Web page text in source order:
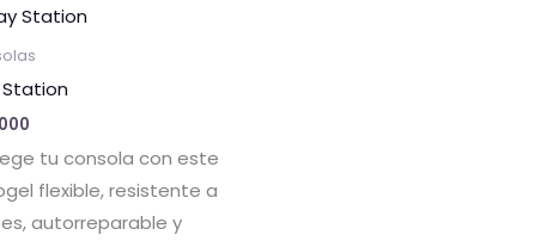
Station
tu consola con este
flexible, resistente a
autorreparable y